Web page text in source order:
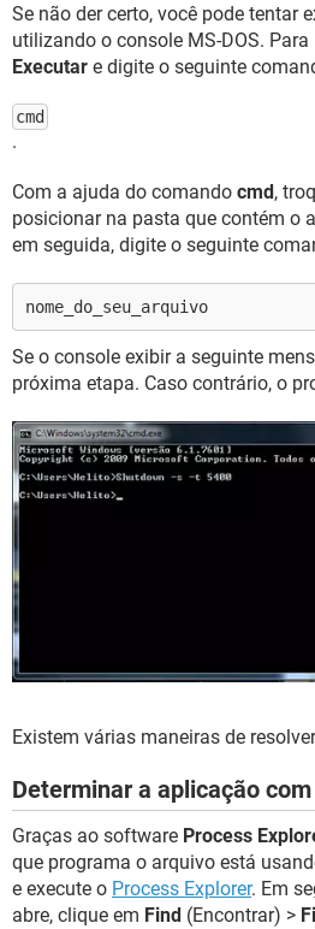
Se não der certo, você pode tentar
utilizando o console MS-DOS. Para
Executar e digite o seguinte
cmd
.
Com a ajuda do comando cmd,
posicionar na pasta que contém o
em seguida, digite o seguinte
nome_do_seu_arquivo
Se o console exibir a seguinte
próxima etapa. Caso contrário, o
Existem várias maneiras de
Determinar a aplicação
Graças ao software Process
que programa o arquivo está
e execute o Process Explorer. Em
abre, clique em Find (Encontrar) >